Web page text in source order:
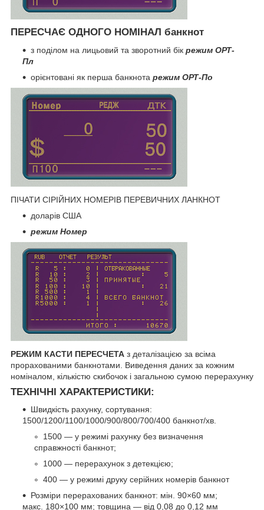
ПЕРЕСЧАЄ ОДНОГО НОМІНАЛ банкнот
з поділом на лицьовий та зворотний бік режим ОРТ-
Пл
орієнтовані як перша банкнота режим ОРТ-По
ПІЧАТИ СІРІЙНИХ НОМЕРІВ ПЕРЕВИЧНИХ ЛАНКНОТ
доларів США
режим Номер
РЕЖИМ КАСТИ ПЕРЕСЧЕТА з деталізацією за всіма
прорахованими банкнотами. Виведення даних за кожним
номіналом, кількістю скибочок і загальною сумою перерахунку
ТЕХНІЧНІ ХАРАКТЕРИСТИКИ:
Швидкість рахунку, сортування:
1500/1200/1100/1000/900/800/700/400 банкнот/хв.
1500 — у режимі рахунку без визначення
справжності банкнот;
1000 — перерахунок з детекцією;
400 — у режимі друку серійних номерів банкнот
Розміри перерахованих банкнот: мін. 90×60 мм;
макс. 180×100 мм; товщина — від 0,08 до 0,12 мм